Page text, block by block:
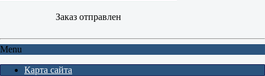
Заказ отправлен
Menu
Карта сайта